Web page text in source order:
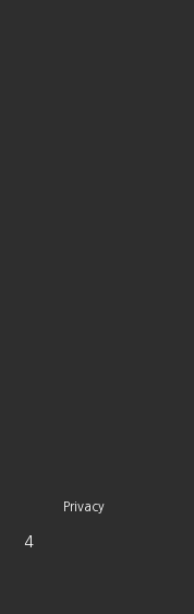
Privacy
4